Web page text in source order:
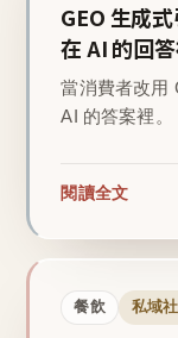
GEO 生成
在 AI 的回
當消費者改用
AI 的答案裡。
閱讀全文
餐飲 私域